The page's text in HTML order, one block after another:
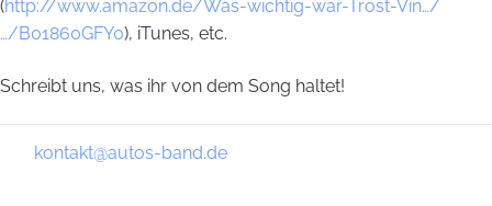
(http://www.amazon.de/Was-wichtig-war-Trost-Vin…/
…/B01860GFY0), iTunes, etc.
Schreibt uns, was ihr von dem Song haltet!
kontakt@autos-band.de